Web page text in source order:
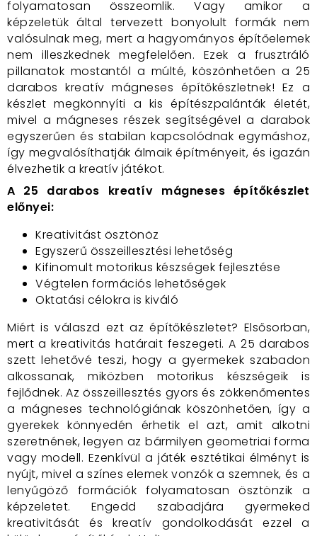
folyamatosan összeomlik. Vagy amikor a
képzeletük által tervezett bonyolult formák nem
valósulnak meg, mert a hagyományos építőelemek
nem illeszkednek megfelelően. Ezek a frusztráló
pillanatok mostantól a múlté, köszönhetően a 25
darabos kreatív mágneses építőkészletnek! Ez a
készlet megkönnyíti a kis építészpalánták életét,
mivel a mágneses részek segítségével a darabok
egyszerűen és stabilan kapcsolódnak egymáshoz,
így megvalósíthatják álmaik építményeit, és igazán
élvezhetik a kreatív játékot.
A 25 darabos kreatív mágneses építőkészlet
előnyei:
Kreativitást ösztönöz
Egyszerű összeillesztési lehetőség
Kifinomult motorikus készségek fejlesztése
Végtelen formációs lehetőségek
Oktatási célokra is kiváló
Miért is válaszd ezt az építőkészletet? Elsősorban,
mert a kreativitás határait feszegeti. A 25 darabos
szett lehetővé teszi, hogy a gyermekek szabadon
alkossanak, miközben motorikus készségeik is
fejlődnek. Az összeillesztés gyors és zökkenőmentes
a mágneses technológiának köszönhetően, így a
gyerekek könnyedén érhetik el azt, amit alkotni
szeretnének, legyen az bármilyen geometriai forma
vagy modell. Ezenkívül a játék esztétikai élményt is
nyújt, mivel a színes elemek vonzók a szemnek, és a
lenyűgöző formációk folyamatosan ösztönzik a
képzeletet. Engedd szabadjára gyermeked
kreativitását és kreatív gondolkodását ezzel a